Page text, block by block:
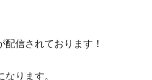
信されております！
ります。